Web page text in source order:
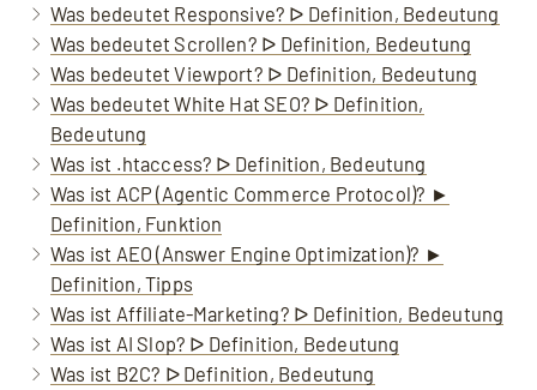
Was bedeutet Responsive? ᐅ Definition, Bedeutung
Was bedeutet Scrollen? ᐅ Definition, Bedeutung
Was bedeutet Viewport? ᐅ Definition, Bedeutung
Was bedeutet White Hat SEO? ᐅ Definition,
Bedeutung
Was ist .htaccess? ᐅ Definition, Bedeutung
Was ist ACP (Agentic Commerce Protocol)? ►
Definition, Funktion
Was ist AEO (Answer Engine Optimization)? ►
Definition, Tipps
Was ist Affiliate-Marketing? ᐅ Definition, Bedeutung
Was ist AI Slop? ᐅ Definition, Bedeutung
Was ist B2C? ᐅ Definition, Bedeutung